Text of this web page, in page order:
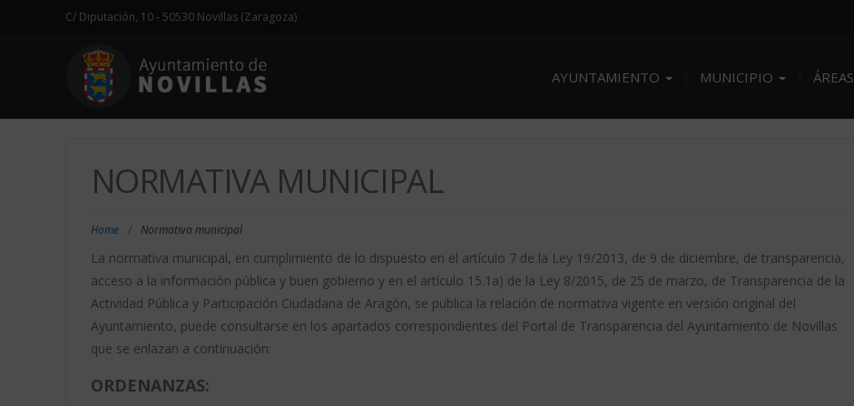
C/ Diputación, 10 - 50530 Novillas (Zaragoza)
AYUNTAMIENTO MUNICIPIO ÁREAS
NORMATIVA MUNICIPAL
Home / Normativa municipal
La normativa municipal, en cumplimiento de lo dispuesto en el artículo 7 de la Ley 19/2013, de 9 de diciembre, de transparencia,
acceso a la información pública y buen gobierno y en el artículo 15.1a) de la Ley 8/2015, de 25 de marzo, de Transparencia de la
Actividad Pública y Participación Ciudadana de Aragón, se publica la relación de normativa vigente en versión original del
Ayuntamiento, puede consultarse en los apartados correspondientes del Portal de Transparencia del Ayuntamiento de Novillas
que se enlazan a continuación:
ORDENANZAS: